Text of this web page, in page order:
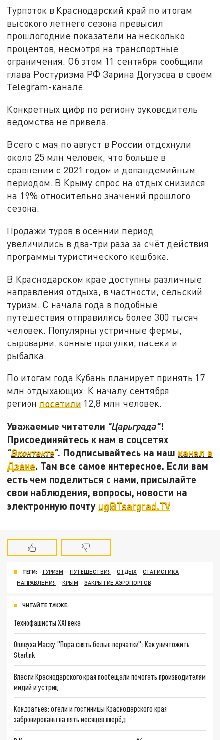
Турпоток в Краснодарский край по итогам
высокого летнего сезона превысил
прошлогодние показатели на несколько
процентов, несмотря на транспортные
ограничения. Об этом 11 сентября сообщили
глава Ростуризма РФ Зарина Догузова в своём
Telegram-канале.
Конкретных цифр по региону руководитель
ведомства не привела.
Всего с мая по август в России отдохнули
около 25 млн человек, что больше в
сравнении с 2021 годом и допандемийным
периодом. В Крыму спрос на отдых снизился
на 19% относительно значений прошлого
сезона.
Продажи туров в осенний период
увеличились в два-три раза за счёт действия
программы туристического кешбэка.
В Краснодарском крае доступны различные
направления отдыха, в частности, сельский
туризм. С начала года в подобные
путешествия отправились более 300 тысяч
человек. Популярны устричные фермы,
сыроварни, конные прогулки, пасеки и
рыбалка.
По итогам года Кубань планирует принять 17
млн отдыхающих. К началу сентября
регион посетили 12,8 млн человек.
Уважаемые читатели "Царьграда"!
Присоединяйтесь к нам в соцсетях
"Вконтакте". Подписывайтесь на наш канал в
Дзене. Там все самое интересное. Если вам
есть чем поделиться с нами, присылайте
свои наблюдения, вопросы, новости на
электронную почту ug@Tsargrad.TV
ТЕГИ: ТУРИЗМ ПУТЕШЕСТВИЯ ОТДЫХ
СТАТИСТИКА
НАПРАВЛЕНИЯ
КРЫМ ЗАКРЫТИЕ АЭРОПОРТОВ
ЧИТАЙТЕ ТАКЖЕ:
Технофашисты XXI века
Оплеуха Маску. "Пора снять белые перчатки": Как уничтожить
Starlink
Власти Краснодарского края пообещали помогать производителям
мидий и устриц
Кондратьев: отели и гостиницы Краснодарского края
забронированы на пять месяцев вперёд